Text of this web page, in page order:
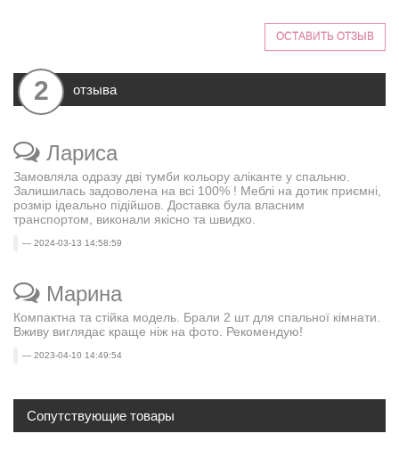
ОСТАВИТЬ ОТЗЫВ
2 отзыва
Лариса
Замовляла одразу дві тумби кольору аліканте у спальню.
Залишилась задоволена на всі 100% ! Меблі на дотик приємні,
розмір ідеально підійшов. Доставка була власним
транспортом, виконали якісно та швидко.
2024-03-13 14:58:59
Марина
Компактна та стійка модель. Брали 2 шт для спальної кімнати.
Вживу виглядає краще ніж на фото. Рекомендую!
2023-04-10 14:49:54
Сопутствующие товары